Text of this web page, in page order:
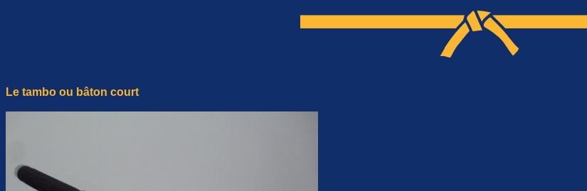
Le tambo ou bâton court